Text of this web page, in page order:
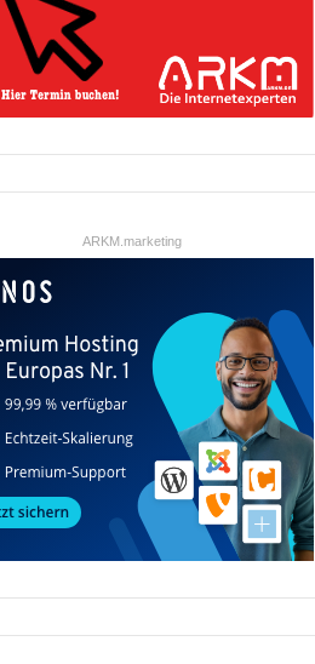
ARKM.marketing